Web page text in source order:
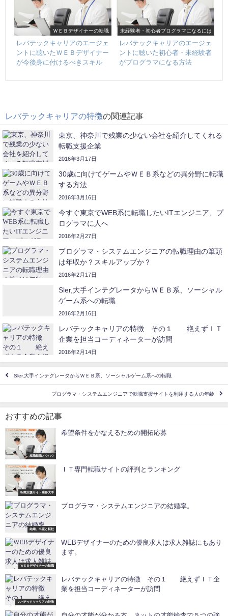
ＷＥＢデザイナーの転職
レバテックキャリアのエージェ
ントに聴いたＷＥＢデザイナー
が今後身に付けるべきスキル
未経験者・初心者プログラマになるには
レバテックキャリアのエージェ
ントに聴いた初心者・未経験者
がプログラマになる方法
レバテックキャリアの特徴の関連記事
東京、神奈川で残業の少ない会社を紹介してくれる
転職支援企業
2016年3月17日
30歳に向けてゲームやＷＥＢ系などの異分野に転職
する方法
2016年3月16日
今すぐ東京でWEB系に転職したいITエンジニア、プ
ログラマに人へ
2016年2月27日
プログラマ・システムエンジニアの転職理由の筆頭
は年収か？スキルアップか？
2016年2月17日
Sler,大手インテグレータからＷＥＢ系、ソーシャル
ゲーム系への転職
2016年2月16日
レバテックキャリアの特徴 その１ 絶えずＩＴ
企業を担当コーディネーターが訪問
2016年2月14日
Sler,大手インテグレータからＷＥＢ系、ソーシャルゲーム系への転職
プログラマ・システムエンジニアで転職支援サイトを利用する人の年齢
おすすめの記事
就職転職ノウハウ
希望条件をかなえるための開拓応募
転職支援サイト業界大手
ＩＴ専門転職サイトの評判とランキング
結婚、出産と転社
プログラマ・システムエンジニアの結婚率。
ＷＥＢデザイナーの転職
WEBデザイナーのための優良求人は求人雑誌にもあり
ます。
レバテックキャリアの特徴
レバテックキャリアの特徴 その１ 絶えずＩＴ企
業を担当コーディネーターが訪問